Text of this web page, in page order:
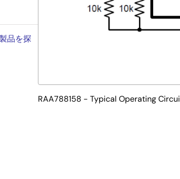
品を探
RAA788158 - Typical Operating